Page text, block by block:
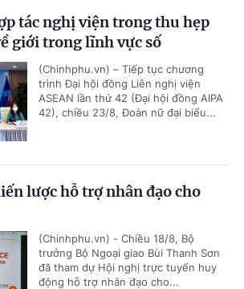
tác nghị viện trong thu hẹp
giới trong lĩnh vực số
(Chinhphu.vn) – Tiếp tục chương
trình Đại hội đồng Liên nghị viện
ASEAN lần thứ 42 (Đại hội đồng AIPA
42), chiều 23/8, Đoàn nữ đại biểu...
lược hỗ trợ nhân đạo cho
(Chinhphu.vn) - Chiều 18/8, Bộ
trưởng Bộ Ngoại giao Bùi Thanh Sơn
đã tham dự Hội nghị trực tuyến huy
động hỗ trợ nhân đạo cho...